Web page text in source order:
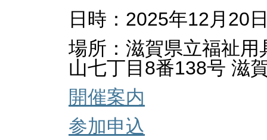
日時：2025年12月20
場所：滋賀県立福祉
山七丁目8番138号 滋
開催案内
参加申込